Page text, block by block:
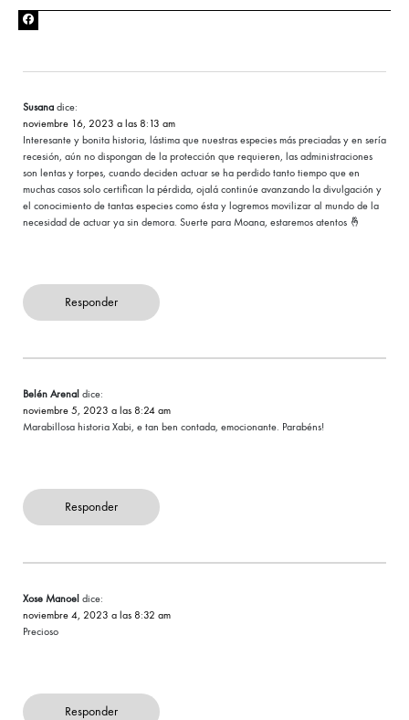
Susana dice:
noviembre 16, 2023 a las 8:13 am
Interesante y bonita historia, lástima que nuestras especies más preciadas y en sería
recesión, aún no dispongan de la protección que requieren, las administraciones
son lentas y torpes, cuando deciden actuar se ha perdido tanto tiempo que en
muchas casos solo certifican la pérdida, ojalá continúe avanzando la divulgación y
el conocimiento de tantas especies como ésta y logremos movilizar al mundo de la
necesidad de actuar ya sin demora. Suerte para Moana, estaremos atentos 🤞
Responder
Belén Arenal dice:
noviembre 5, 2023 a las 8:24 am
Marabillosa historia Xabi, e tan ben contada, emocionante. Parabéns!
Responder
Xose Manoel dice:
noviembre 4, 2023 a las 8:32 am
Precioso
Responder